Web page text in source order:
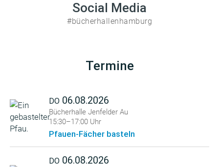
Social Media
#bücherhallenhamburg
Termine
DO 06.08.2026
Bücherhalle Jenfelder Au
15:30–17:00 Uhr
Pfauen-Fächer basteln
DO 06.08.2026